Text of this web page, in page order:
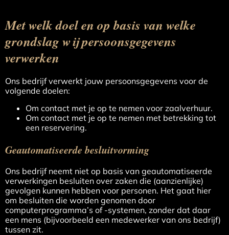
Met welk doel en op basis van welke
grondslag wij persoonsgegevens
verwerken
Ons bedrijf verwerkt jouw persoonsgegevens voor de
volgende doelen:
Om contact met je op te nemen voor zaalverhuur.
Om contact met je op te nemen met betrekking tot
een reservering.
Geautomatiseerde besluitvorming
Ons bedrijf neemt niet op basis van geautomatiseerde
verwerkingen besluiten over zaken die (aanzienlijke)
gevolgen kunnen hebben voor personen. Het gaat hier
om besluiten die worden genomen door
computerprogramma’s of -systemen, zonder dat daar
een mens (bijvoorbeeld een medewerker van ons bedrijf)
tussen zit.